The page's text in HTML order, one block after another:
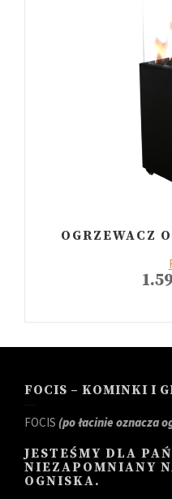
OGRZEWACZ
FOCIS – KOMINKI I
FOCIS (po łacinie oznacza
JESTEŚMY DLA
NIEZAPOMNIANY
OGNISKA.